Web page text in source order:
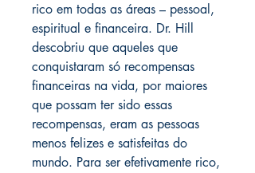
rico em todas as áreas – pessoal,
espiritual e financeira. Dr. Hill
descobriu que aqueles que
conquistaram só recompensas
financeiras na vida, por maiores
que possam ter sido essas
recompensas, eram as pessoas
menos felizes e satisfeitas do
mundo. Para ser efetivamente rico,